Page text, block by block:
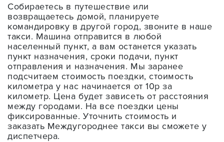
Собираетесь в путешествие или
возвращаетесь домой, планируете
командировку в другой город, звоните в наше
такси. Машина отправится в любой
населенный пункт, а вам останется указать
пункт назначения, сроки подачи, пункт
отправления и назначения. Мы заранее
подсчитаем стоимость поездки, стоимость
километра у нас начинается от 10р за
километр. Цена будет зависеть от расстояния
между городами. На все поездки цены
фиксированные. Уточнить стоимость и
заказать Междугороднее такси вы сможете у
диспетчера.